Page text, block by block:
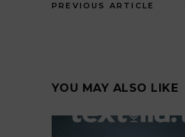
PREVIOUS ARTICLE
YOU MAY ALSO LIKE